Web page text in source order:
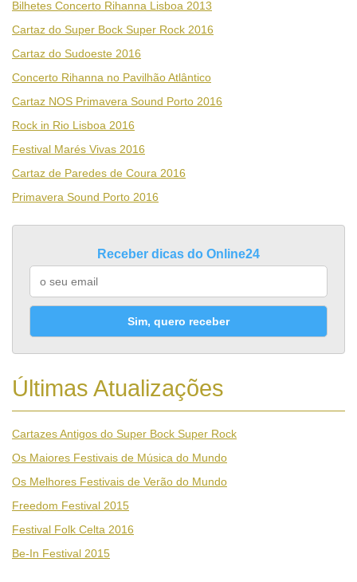
Bilhetes Concerto Rihanna Lisboa 2013
Cartaz do Super Bock Super Rock 2016
Cartaz do Sudoeste 2016
Concerto Rihanna no Pavilhão Atlântico
Cartaz NOS Primavera Sound Porto 2016
Rock in Rio Lisboa 2016
Festival Marés Vivas 2016
Cartaz de Paredes de Coura 2016
Primavera Sound Porto 2016
Receber dicas do Online24
Sim, quero receber
Últimas Atualizações
Cartazes Antigos do Super Bock Super Rock
Os Maiores Festivais de Música do Mundo
Os Melhores Festivais de Verão do Mundo
Freedom Festival 2015
Festival Folk Celta 2016
Be-In Festival 2015